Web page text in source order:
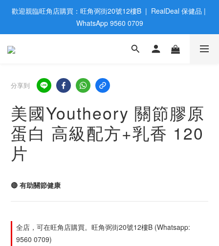
歡迎親臨旺角店購買：旺角弼街20號12樓B  |  RealDeal 保健品 |
WhatsApp 9560 0709
歡迎親臨旺角店購買：旺角弼街20號12樓B  |  RealDeal 保健品 |
WhatsApp 9560 0709
會員大升級 | 於12個月内消費滿$2200，即成爲黃金會員 | 消費滿
網站購買滿$500，免運費送貨 | Free Delivery on HK $500 Online
Order
歡迎親臨旺角店購買：旺角弼街20號12樓B  |  RealDeal 保健品 |
WhatsApp 9560 0709
分享到
美國Youtheory 關節膠原
蛋白 高級配方+乳香 120
片
🔴 有助關節健康
全店，可在旺角店購買。旺角弼街20號12樓B (Whatsapp:
9560 0709)